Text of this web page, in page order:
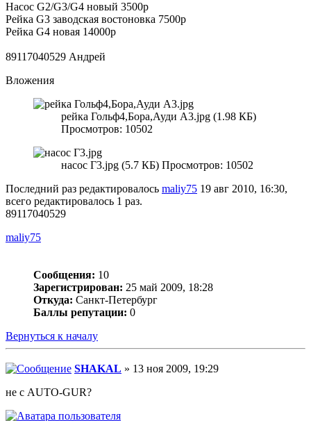
Насос G2/G3/G4 новый 3500р
Рейка G3 заводская востоновка 7500р
Рейка G4 новая 14000р
89117040529 Андрей
Вложения
рейка Гольф4,Бора,Ауди А3.jpg (1.98 КБ)
Просмотров: 10502
насос Г3.jpg (5.7 КБ) Просмотров: 10502
Последний раз редактировалось maliy75 19 авг 2010, 16:30,
всего редактировалось 1 раз.
89117040529
maliy75
Сообщения: 10
Зарегистрирован: 25 май 2009, 18:28
Откуда: Санкт-Петербург
Баллы репутации: 0
Вернуться к началу
SHAKAL » 13 ноя 2009, 19:29
не с AUTO-GUR?